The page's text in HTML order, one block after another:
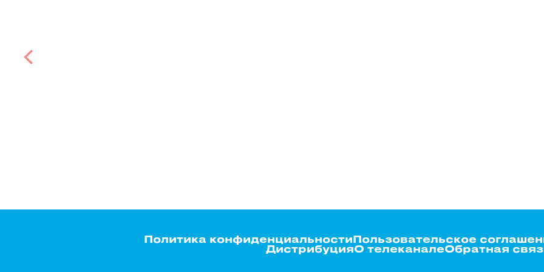
Политика конфиденциальностиПользовательское
ДистрибуцияО телеканалеОбратная